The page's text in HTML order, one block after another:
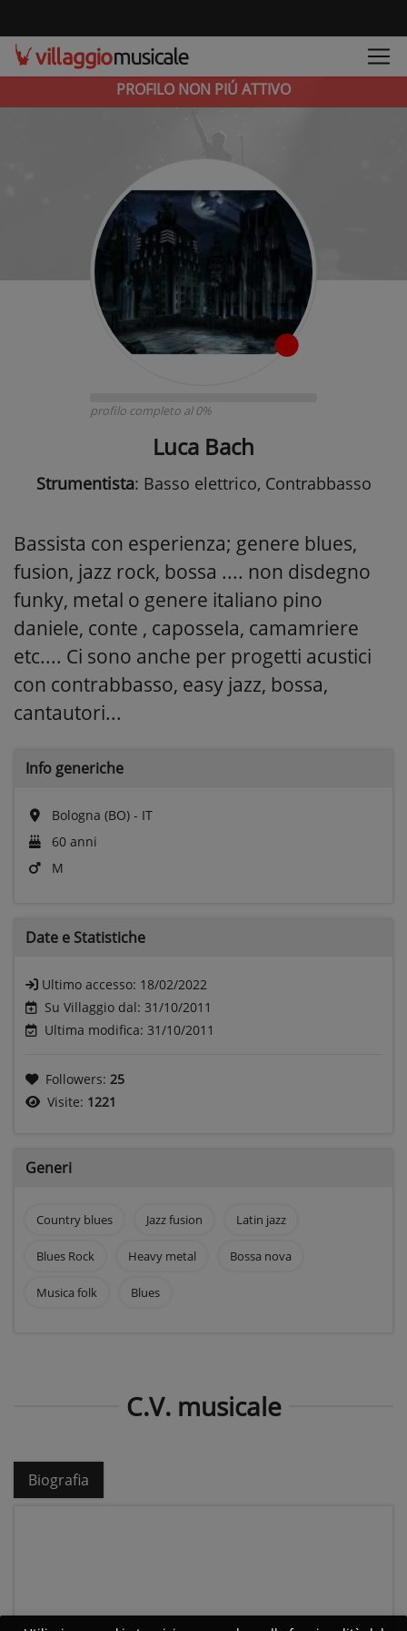
PROFILO NON PIÚ ATTIVO
profilo completo al 0%
Luca Bach
Strumentista: Basso elettrico, Contrabbasso
Bassista con esperienza; genere blues,
fusion, jazz rock, bossa .... non disdegno
funky, metal o genere italiano pino
daniele, conte , capossela, camamriere
etc.... Ci sono anche per progetti acustici
con contrabbasso, easy jazz, bossa,
cantautori...
Info generiche
Bologna (BO) - IT
60 anni
M
Date e Statistiche
Ultimo accesso: 18/02/2022
Su Villaggio dal: 31/10/2011
Ultima modifica: 31/10/2011
Followers: 25
Visite: 1221
Generi
Country blues Jazz fusion Latin jazz
Blues Rock Heavy metal Bossa nova
Musica folk Blues
C.V. musicale
Biografia